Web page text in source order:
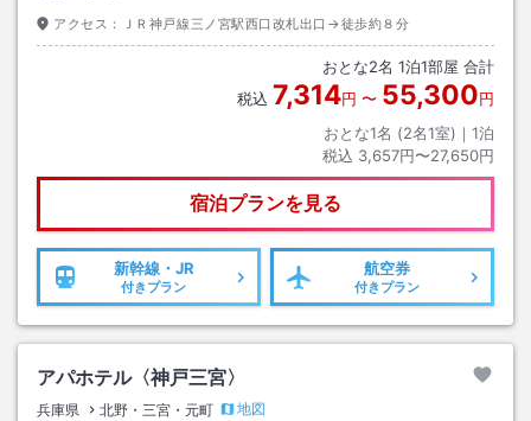
アクセス： ＪＲ神戸線三ノ宮駅西口改札出口→徒歩約８分
おとな2名 1泊1部屋 合計
税込 7,314円 〜 55,300円
おとな1名 (2名1室)｜ 1泊
税込 3,657円〜27,650円
宿泊プランを見る
新幹線・JR
付きプラン
航空券
付きプラン
アパホテル〈神戸三宮〉
兵庫県 北野・三宮・元町
地図